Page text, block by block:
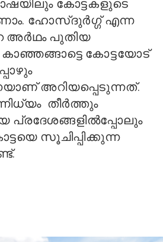
കോട്ടകളുടെ
ഹോസ്ദുര്‍ഗ്ഗ് എന്ന
അര്‍ഥം പുതിയ
കോട്ടയോട്
അറിയപ്പെടുന്നത്.
തീര്‍ത്തും
സൂചിപ്പിക്കുന്ന